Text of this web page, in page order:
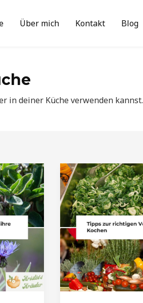
Über mich Kontakt Blog
in deiner Küche verwenden kannst.